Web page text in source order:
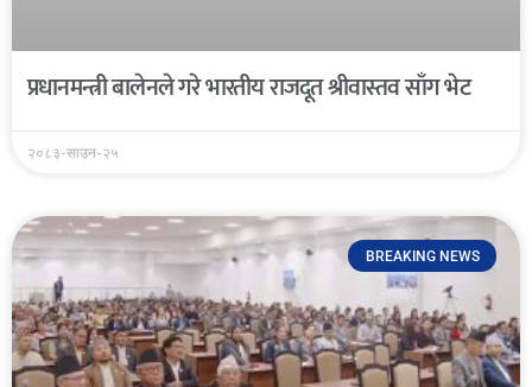
प्रधानमन्त्री बालेनले गरे भारतीय राजदूत श्रीवास्तव साँग भेट
२०८३-साउन-२५
BREAKING NEWS